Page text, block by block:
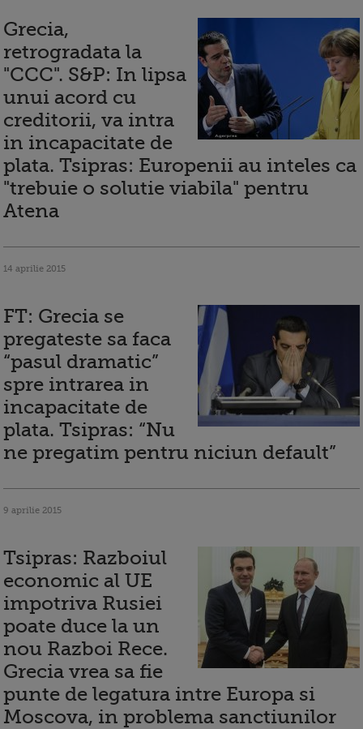
Grecia,
retrogradata la
"CCC". S&P: In lipsa
unui acord cu
creditorii, va intra
in incapacitate de
plata. Tsipras: Europenii au inteles ca
"trebuie o solutie viabila" pentru
Atena
14 aprilie 2015
FT: Grecia se
pregateste sa faca
“pasul dramatic”
spre intrarea in
incapacitate de
plata. Tsipras: “Nu
ne pregatim pentru niciun default”
9 aprilie 2015
Tsipras: Razboiul
economic al UE
impotriva Rusiei
poate duce la un
nou Razboi Rece.
Grecia vrea sa fie
punte de legatura intre Europa si
Moscova, in problema sanctiunilor